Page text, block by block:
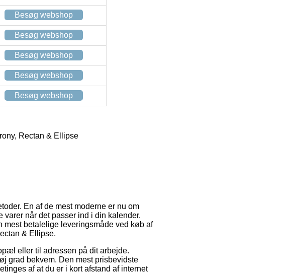
Besøg webshop
Besøg webshop
Besøg webshop
Besøg webshop
Besøg webshop
Rectan & Ellipse
En af de mest moderne er nu om
når det passer ind i din kalender.
betalelige leveringsmåde ved køb af
& Ellipse.
eller til adressen på dit arbejde.
grad bekvem. Den mest prisbevidste
af at du er i kort afstand af internet